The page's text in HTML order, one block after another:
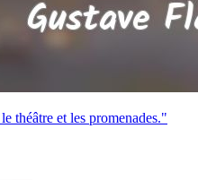
théâtre et les promenades."